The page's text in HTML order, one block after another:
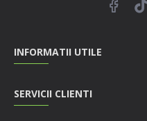
INFORMATII UTILE
SERVICII CLIENTI